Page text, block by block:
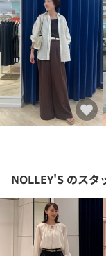
NOLLEY'S のスタ